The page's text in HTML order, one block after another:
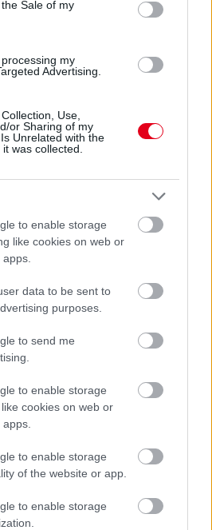
Sale of my
my
Advertising.
Use,
or Sharing of my
Unrelated with the
was collected.
to enable storage
like cookies on web or
data to be sent to
purposes.
to send me
to enable storage
cookies on web or
to enable storage
of the website or app.
to enable storage